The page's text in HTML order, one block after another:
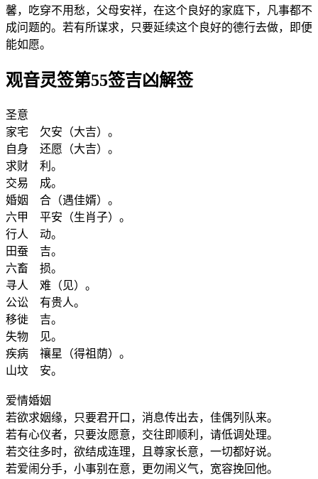
馨，吃穿不用愁，父母安祥，在这个良好的家庭下，凡事都不
成问题的。若有所谋求，只要延续这个良好的德行去做，即便
能如愿。
观音灵签第55签吉凶解签
圣意
家宅 欠安（大吉）。
自身 还愿（大吉）。
求财 利。
交易 成。
婚姻 合（遇佳婿）。
六甲 平安（生肖子）。
行人 动。
田蚕 吉。
六畜 损。
寻人 难（见）。
公讼 有贵人。
移徙 吉。
失物 见。
疾病 禳星（得祖荫）。
山坟 安。
爱情婚姻
若欲求姻缘，只要君开口，消息传出去，佳偶列队来。
若有心仪者，只要汝愿意，交往即顺利，请低调处理。
若交往多时，欲结成连理，且尊家长意，一切都好说。
若爱闹分手，小事别在意，更勿闹义气，宽容挽回他。